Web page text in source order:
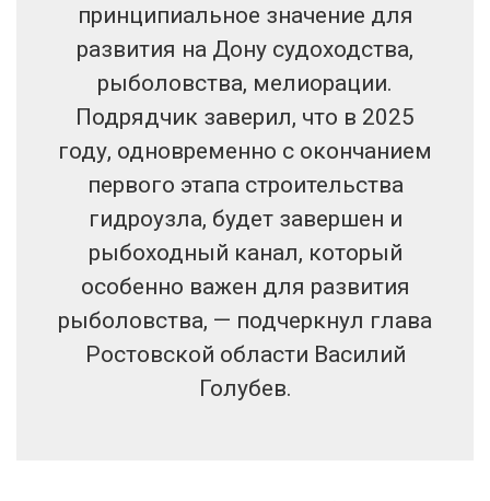
принципиальное значение для
развития на Дону судоходства,
рыболовства, мелиорации.
Подрядчик заверил, что в 2025
году, одновременно с окончанием
первого этапа строительства
гидроузла, будет завершен и
рыбоходный канал, который
особенно важен для развития
рыболовства, — подчеркнул глава
Ростовской области Василий
Голубев.